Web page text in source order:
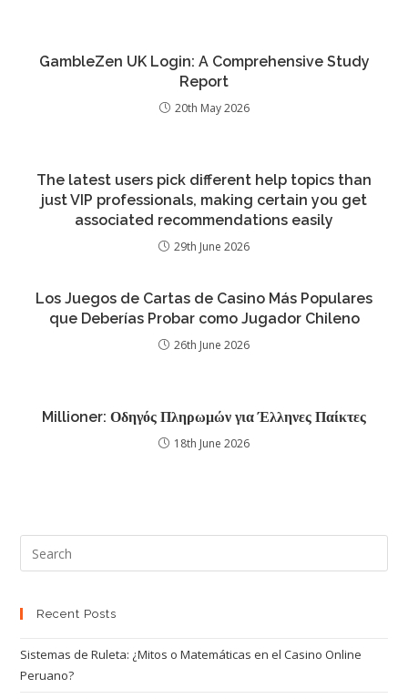
GambleZen UK Login: A Comprehensive Study
Report
20th May 2026
The latest users pick different help topics than
just VIP professionals, making certain you get
associated recommendations easily
29th June 2026
Los Juegos de Cartas de Casino Más Populares
que Deberías Probar como Jugador Chileno
26th June 2026
Millioner: Οδηγός Πληρωμών για Έλληνες Παίκτες
18th June 2026
Recent Posts
Sistemas de Ruleta: ¿Mitos o Matemáticas en el Casino Online
Peruano?